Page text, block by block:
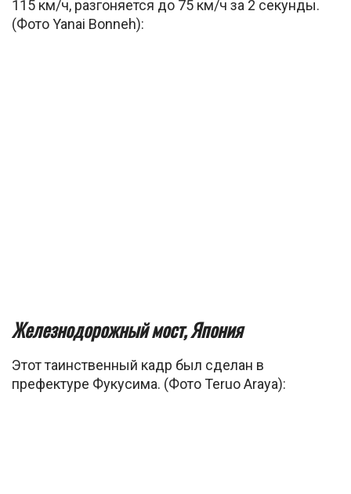
115 км/ч, разгоняется до 75 км/ч за 2 секунды.
(Фото Yanai Bonneh):
Железнодорожный мост, Япония
Этот таинственный кадр был сделан в
префектуре Фукусима. (Фото Teruo Araya):